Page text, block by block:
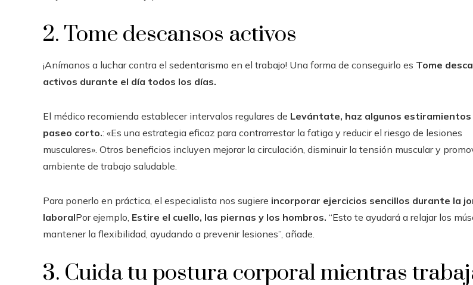
2. Tome descansos activos
¡Anímanos a luchar contra el sedentarismo en el trabajo! Una forma de conseguirlo es Tome
activos durante el día todos los días.
El médico recomienda establecer intervalos regulares de Levántate, haz algunos estiramientos
paseo corto.: «Es una estrategia eficaz para contrarrestar la fatiga y reducir el riesgo de lesiones
musculares». Otros beneficios incluyen mejorar la circulación, disminuir la tensión muscular y
ambiente de trabajo saludable.
Para ponerlo en práctica, el especialista nos sugiere incorporar ejercicios sencillos durante la
laboralPor ejemplo, Estire el cuello, las piernas y los hombros. “Esto te ayudará a relajar los
mantener la flexibilidad, ayudando a prevenir lesiones”, añade.
3. Cuida tu postura corporal mientras